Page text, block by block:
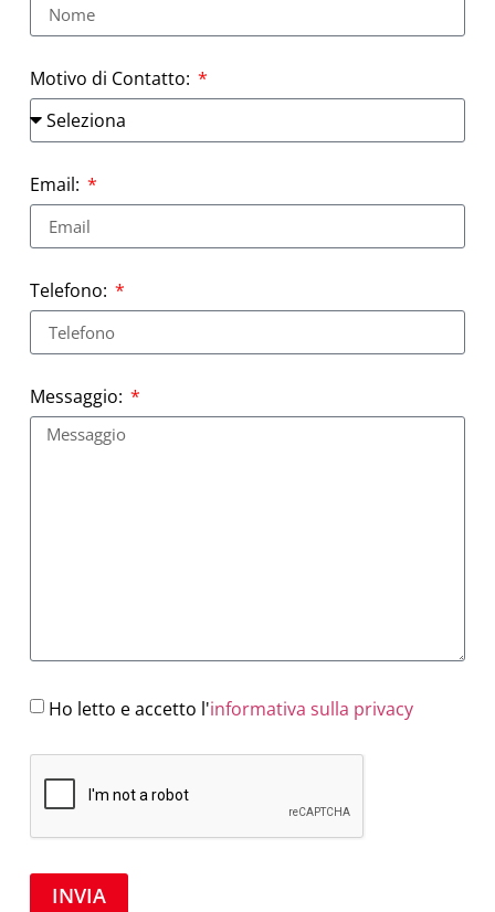
Motivo di Contatto:
Email:
Telefono:
Messaggio:
Ho letto e accetto l'informativa sulla privacy
INVIA